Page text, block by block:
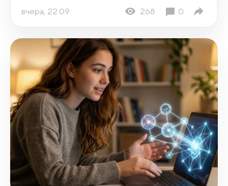
вчера, 22:09 268 0